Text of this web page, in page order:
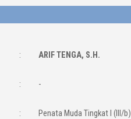
: ARIF TENGA, S.H.
: -
: Penata Muda Tingkat I (III/b)